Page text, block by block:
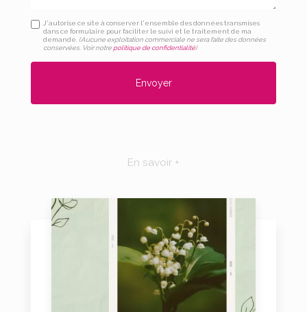
J'autorise ce site à conserver l'ensemble des données transmises
dans ce formulaire pour faciliter le suivi et le traitement de ma
demande. (Aucune exploitation commerciale ne sera faite des données
conservées. Voir notre politique de confidentialité)
En savoir +